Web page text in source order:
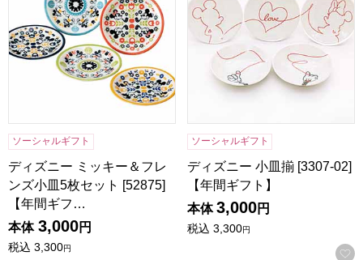
ソーシャルギフト
ディズニー ミッキー＆フレ
ンズ小皿5枚セット [52875]
【年間ギフ…
本体 3,000円
税込 3,300円
ソーシャルギフト
ディズニー 小皿揃 [3307-02]
【年間ギフト】
本体 3,000円
税込 3,300円